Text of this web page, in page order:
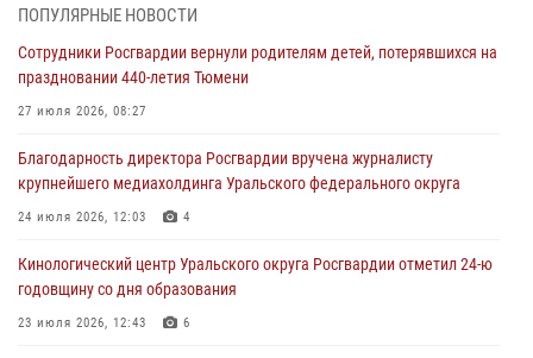
06 августа 2026, 04:41 3
Росгвардейцы в Тюменской области почтили память генерала
армии Ивана Кирилловича Яковлева
05 августа 2026, 11:03
В Тюмени офицер Росгвардии в радиоэфире напомнил гражданам о
мерах безопасного владения оружием
05 августа 2026, 09:56
Военнослужащие Росгвардии сбили дрон-разведчик ВСУ на южном
направлении
05 августа 2026, 05:35
ПОПУЛЯРНЫЕ НОВОСТИ
Сотрудники Росгвардии вернули родителям детей, потерявшихся на
праздновании 440-летия Тюмени
27 июля 2026, 08:27
Благодарность директора Росгвардии вручена журналисту
крупнейшего медиахолдинга Уральского федерального округа
24 июля 2026, 12:03 4
Кинологический центр Уральского округа Росгвардии отметил 24-ю
годовщину со дня образования
23 июля 2026, 12:43 6